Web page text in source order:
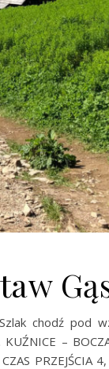
chodź pod
–